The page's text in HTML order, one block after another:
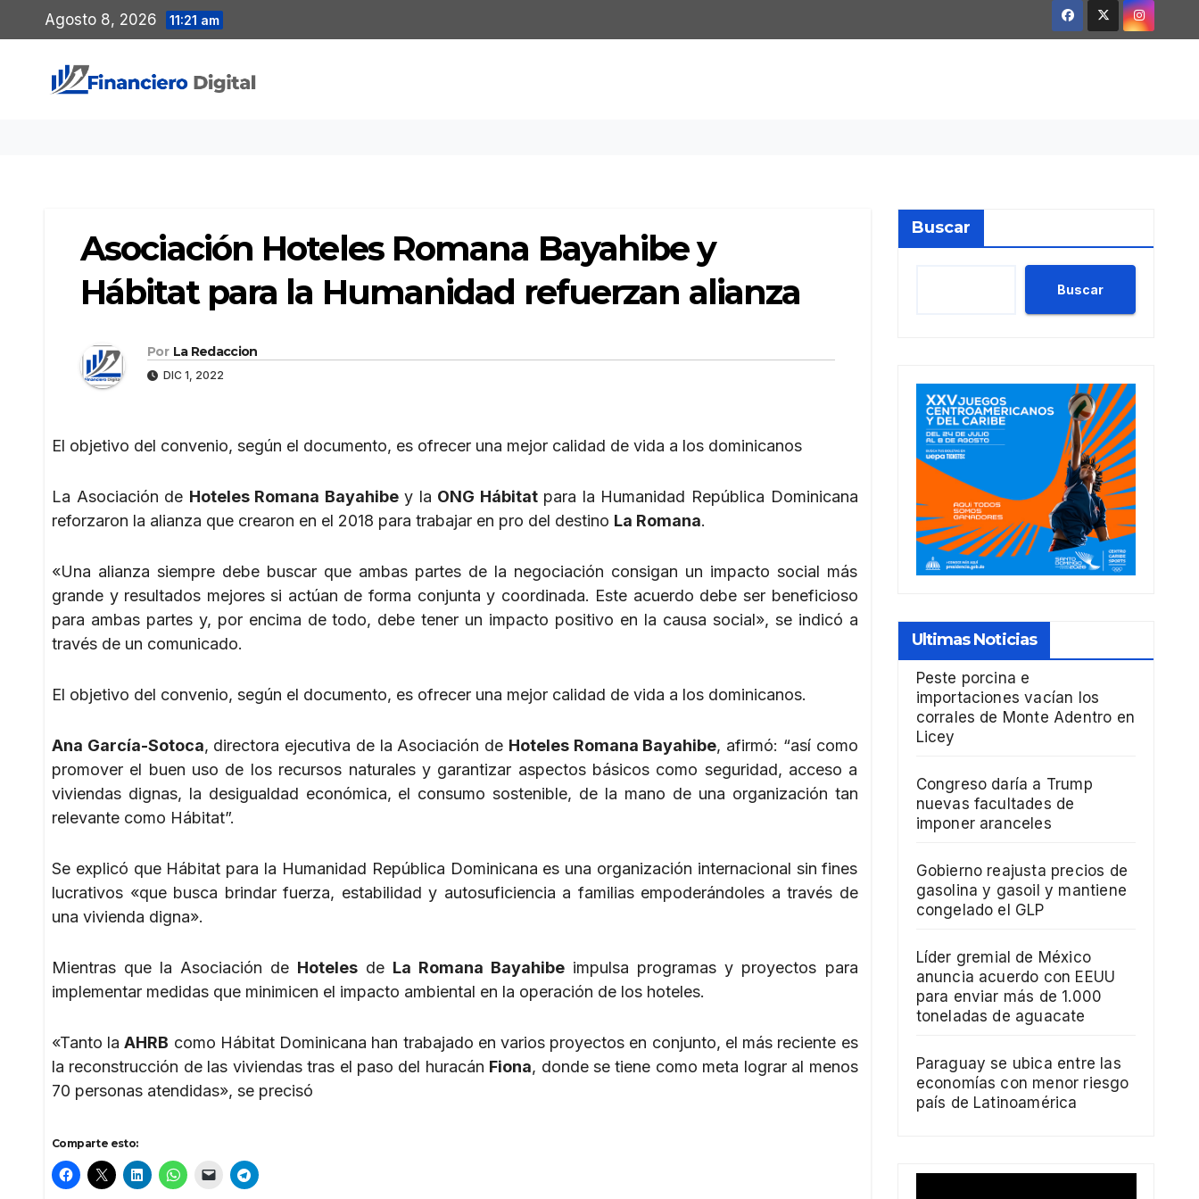
al
contenido
Agosto 8, 2026 11:21 am
Asociación Hoteles Romana Bayahibe y
Hábitat para la Humanidad refuerzan alianza
Por La Redaccion
DIC 1, 2022
El objetivo del convenio, según el documento, es ofrecer una mejor calidad de vida a los dominicanos
La Asociación de Hoteles Romana Bayahibey la ONG Hábitatpara la Humanidad República Dominicana
reforzaron la alianza que crearon en el 2018 para trabajar en pro del destino La Romana.
«Una alianza siempre debe buscar que ambas partes de la negociación consigan un impacto social más
grande y resultados mejores si actúan de forma conjunta y coordinada. Este acuerdo debe ser beneficioso
para ambas partes y, por encima de todo, debe tener un impacto positivo en la causa social», se indicó a
través de un comunicado.
El objetivo del convenio, según el documento, es ofrecer una mejor calidad de vida a los dominicanos.
Ana García-Sotoca, directora ejecutiva de la Asociación de Hoteles Romana Bayahibe, afirmó: “así como
promover el buen uso de los recursos naturales y garantizar aspectos básicos como seguridad, acceso a
viviendas dignas, la desigualdad económica, el consumo sostenible, de la mano de una organización tan
relevante como Hábitat”.
Se explicó que Hábitat para la Humanidad República Dominicana es una organización internacional sin fines
lucrativos «que busca brindar fuerza, estabilidad y autosuficiencia a familias empoderándoles a través de
una vivienda digna».
Mientras que la Asociación de Hoteles de La Romana Bayahibe impulsa programas y proyectos para
implementar medidas que minimicen el impacto ambiental en la operación de los hoteles.
«Tanto laAHRB como Hábitat Dominicana han trabajado en varios proyectos en conjunto, el más reciente es
la reconstrucción de las viviendas tras el paso del huracán Fiona, donde se tiene como meta lograr al menos
70 personas atendidas», se precisó
Comparte esto:
Buscar
Buscar
Ultimas Noticias
Peste porcina e
importaciones vacían los
corrales de Monte Adentro en
Licey
Congreso daría a Trump
nuevas facultades de
imponer aranceles
Gobierno reajusta precios de
gasolina y gasoil y mantiene
congelado el GLP
Líder gremial de México
anuncia acuerdo con EEUU
para enviar más de 1.000
toneladas de aguacate
Paraguay se ubica entre las
economías con menor riesgo
país de Latinoamérica